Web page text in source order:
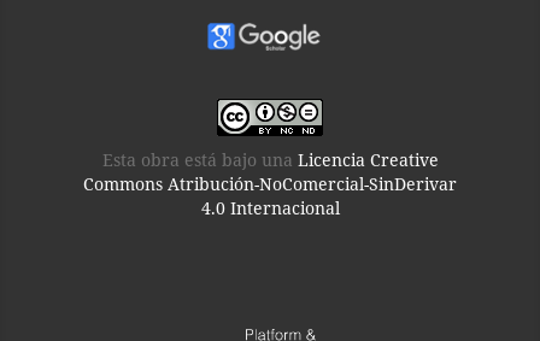
Esta obra está bajo una Licencia Creative
Commons Atribución-NoComercial-SinDerivar
4.0 Internacional